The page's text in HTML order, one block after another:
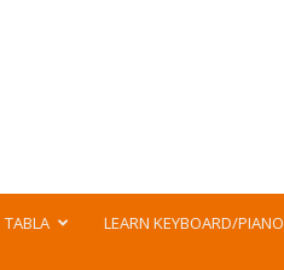
TABLA LEARN KEYBOARD/PIANO